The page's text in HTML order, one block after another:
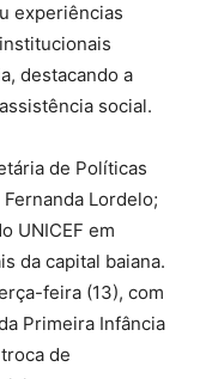
experiências
destacando a
social.
de Políticas
Lordelo;
UNICEF em
da capital baiana.
feira (13), com
Primeira Infância
de